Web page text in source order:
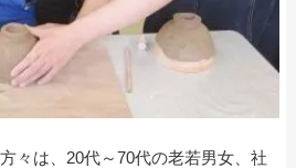
々は、20代～70代の老若男女、社